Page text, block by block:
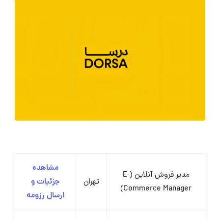
مدیر فروش آنلاین (E-
Commerce Manager)
تهران
مشاهده
جزئیات و
ارسال رزومه